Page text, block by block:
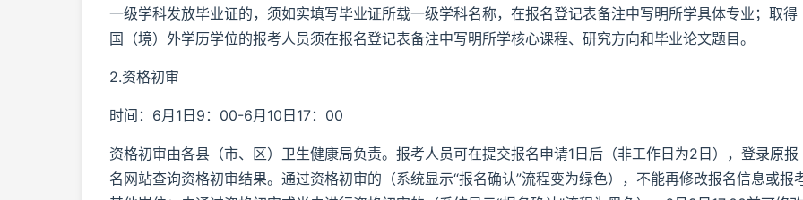
一级学科发放毕业证的，须如实填写毕业证所载一级学科名称，在报名登记表备注中写明所学具体专业；取得
国（境）外学历学位的报考人员须在报名登记表备注中写明所学核心课程、研究方向和毕业论文题目。
2.资格初审
时间：6月1日9：00-6月10日17：00
资格初审由各县（市、区）卫生健康局负责。报考人员可在提交报名申请1日后（非工作日为2日），登录原报
名网站查询资格初审结果。通过资格初审的（系统显示“报名确认”流程变为绿色），不能再修改报名信息或报